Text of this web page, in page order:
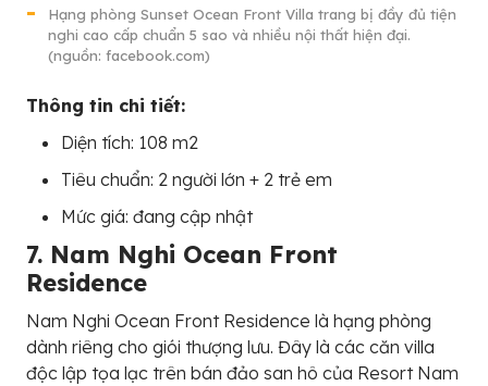
Hạng phòng Sunset Ocean Front Villa trang bị đầy đủ tiện
nghi cao cấp chuẩn 5 sao và nhiều nội thất hiện đại.
(nguồn: facebook.com)
Thông tin chi tiết:
Diện tích: 108 m2
Tiêu chuẩn: 2 người lớn + 2 trẻ em
Mức giá: đang cập nhật
7. Nam Nghi Ocean Front
Residence
Nam Nghi Ocean Front Residence là hạng phòng
dành riêng cho giói thượng lưu. Đây là các căn villa
độc lập tọa lạc trên bán đảo san hô của Resort Nam